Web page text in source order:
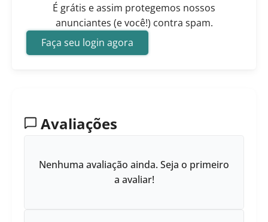
É grátis e assim protegemos nossos
anunciantes (e você!) contra spam.
Faça seu login agora
Avaliações
Nenhuma avaliação ainda. Seja o primeiro
a avaliar!